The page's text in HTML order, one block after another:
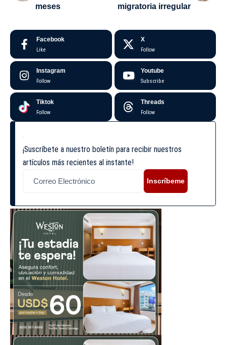
meses
migratoria irregular
Facebook
Like
X
Follow
Instagram
Follow
Youtube
Subscribe
Tiktok
Follow
Threads
Follow
¡Suscríbete a nuestro boletín para recibir nuestros
artículos más recientes al instante!
Inscríbeme